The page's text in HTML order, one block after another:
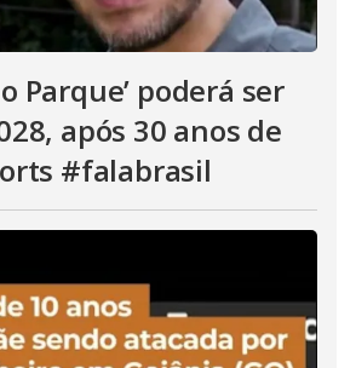
Parque’ poderá ser
após 30 anos de
#falabrasil